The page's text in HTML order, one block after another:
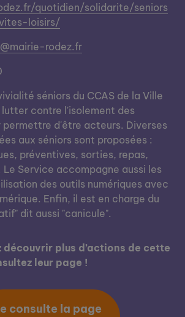
quotidien/solidarite/seniors
loisirs/
rodez.fr
séniors du CCAS de la Ville
lutter contre l'isolement des
permettre d'être acteurs. Diverses
aux séniors sont proposées :
préventives, sorties, repas,
Service accompagne aussi les
des outils numériques avec
Enfin, il est en charge du
dit aussi "canicule".
découvrir plus d’actions de cette
leur page !
consulte la page